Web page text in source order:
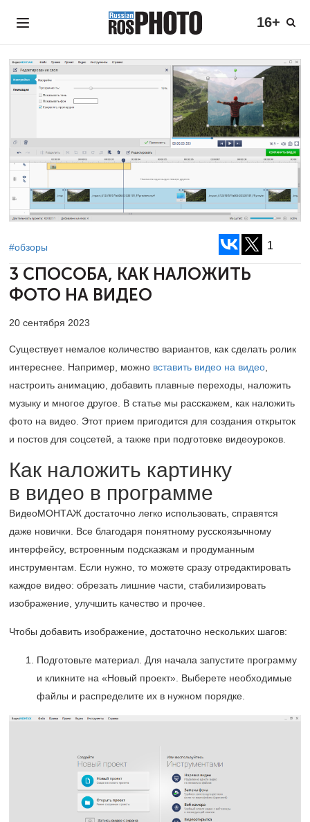
16+
1
#обзоры
3 СПОСОБА, КАК НАЛОЖИТЬ
ФОТО НА ВИДЕО
20 сентября 2023
Существует немалое количество вариантов, как сделать ролик
интереснее. Например, можно вставить видео на видео
настроить анимацию, добавить плавные переходы, наложить
музыку и многое другое. В статье мы расскажем, как наложить
фото на видео. Этот прием пригодится для создания открыток
и постов для соцсетей, а также при подготовке видеоуроков.
Как наложить картинку
в видео в программе
ВидеоМОНТАЖ достаточно легко использовать, справятся
даже новички. Все благодаря понятному русскоязычному
интерфейсу, встроенным подсказкам и продуманным
инструментам. Если нужно, то можете сразу отредактировать
каждое видео: обрезать лишние части, стабилизировать
изображение, улучшить качество и прочее.
Чтобы добавить изображение, достаточно нескольких шагов:
Подготовьте материал. Для начала запустите программу
и кликните на «Новый проект». Выберете необходимые
файлы и распределите их в нужном порядке.